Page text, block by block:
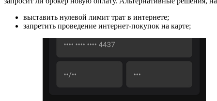
выставить нулевой лимит трат в интернете;
запретить проведение интернет-покупок на карте;